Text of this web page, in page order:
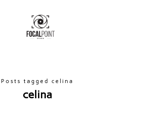
Posts tagged celina
celina